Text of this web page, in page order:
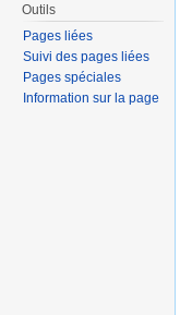
Outils
Pages liées
Suivi des pages liées
Pages spéciales
Information sur la page